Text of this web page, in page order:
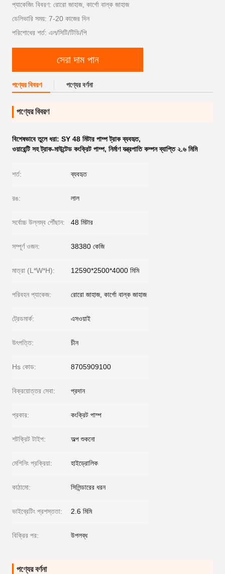
প্যাকেজিং বিবরণ: রোরো জাহাজ, কার্গো বাল্ক জাহাজ
ডেলিভারি সময়: 7-20 কাজের দিন
পরিশোধের শর্ত: এল/সিটি/টিডি/পি
সেরা দাম পান
পণ্যের বিবরণ পণ্যের বর্ণনা
পণ্যের বিবরণ
বিশেষভাবে তুলে ধরা: SY 48 মিটার পাম্প ট্রাক ব্যবহৃত,
ওয়ারেন্টি সহ ট্রাক-মাউন্টেড কংক্রিট পাম্প, নির্মাণ যন্ত্রপাতি কম্পন ব্যাপ্তি ২.৬ মিমি
শর্ত: ব্যবহৃত
রঙ: লাল
সর্বোচ্চ উল্লম্ব পৌঁছান: 48 মিটার
সম্পূর্ণ ওজন: 38380 কেজি
মাত্রা (L*W*H): 12590*2500*4000 মিমি
পরিবহন প্যাকেজ: রোরো জাহাজ, কার্গো বাল্ক জাহাজ
ট্রেডমার্ক: এসওয়াই
উৎপত্তি: চীন
Hs কোড: 8705909100
বিক্রয়োত্তর সেবা: প্রদান
প্রকার: কংক্রিট পাম্প
শটক্রিট টাইপ: অল্প শুকনো
মেশিনিং প্রক্রিয়া: হাইড্রোলিক
কাঠামো: সিলিন্ডারের ধরন
ভাইব্রেটিং প্রশস্ততা: 2.6 মিমি
বিক্রির পর: উপলব্ধ
পণ্যের বর্ণনা